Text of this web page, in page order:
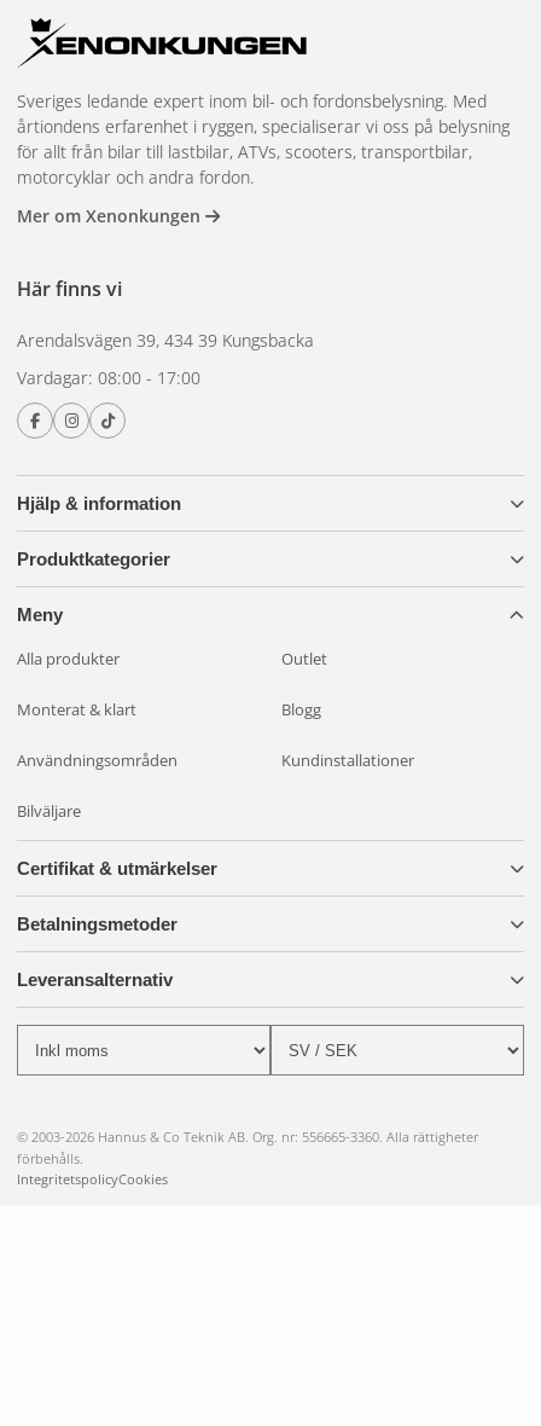
Hjälp & information
Produktkategorier
Meny
Alla produkter Outlet
Monterat & klart Blogg
Användningsområden Kundinstallationer
Bilväljare
Sveriges ledande expert inom bil- och fordonsbelysning. Med
årtiondens erfarenhet i ryggen, specialiserar vi oss på belysning
för allt från bilar till lastbilar, ATVs, scooters, transportbilar,
motorcyklar och andra fordon.
Mer om Xenonkungen
Här finns vi
Arendalsvägen 39, 434 39 Kungsbacka
Vardagar: 08:00 - 17:00
Certifikat & utmärkelser
Betalningsmetoder
Leveransalternativ
© 2003-2026 Hannus & Co Teknik AB. Org. nr: 556665-3360. Alla rättigheter
förbehålls.
IntegritetspolicyCookies